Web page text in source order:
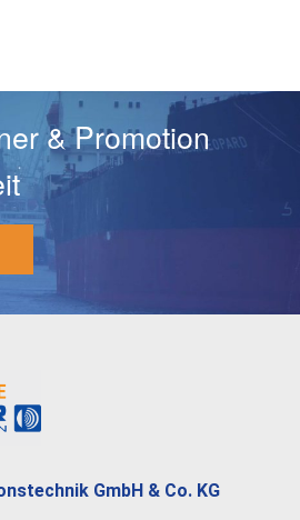
& Promotion
GmbH & Co. KG